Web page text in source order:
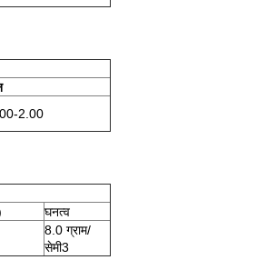
2.00
घनत्व
8.0 ग्राम/
सेमी3